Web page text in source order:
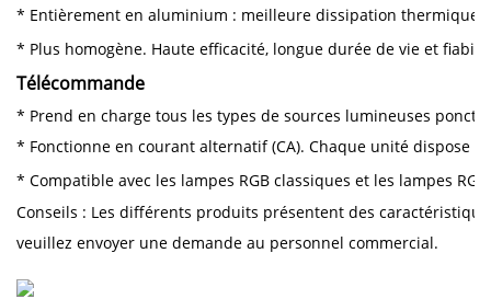
* Entièrement en aluminium : meilleure dissipation thermique,
* Plus homogène. Haute efficacité, longue durée de vie et
Télécommande
* Prend en charge tous les types de sources lumineuses
* Fonctionne en courant alternatif (CA). Chaque unité dispose
* Compatible avec les lampes RGB classiques et les lampes
Conseils : Les différents produits présentent des
veuillez envoyer une demande au personnel commercial.